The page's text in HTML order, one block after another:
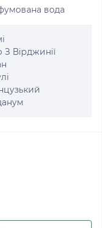
вода
З Вірджинії